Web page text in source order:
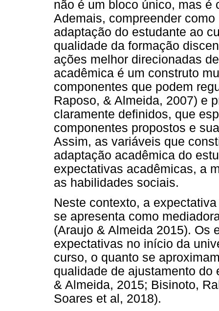
não é um bloco único, mas é
Ademais, compreender
adaptação do estudante ao
qualidade da formação
ações melhor direcionadas
acadêmica é um construto
componentes que podem
Raposo, & Almeida, 2007) e
claramente definidos, que
componentes propostos e
Assim, as variáveis que
adaptação acadêmica do
expectativas acadêmicas, a
as habilidades sociais.
Neste contexto, a
se apresenta como
(Araujo & Almeida 2015). Os
expectativas no início da
curso, o quanto se
qualidade de ajustamento do
& Almeida, 2015; Bisinoto,
Soares et al, 2018).